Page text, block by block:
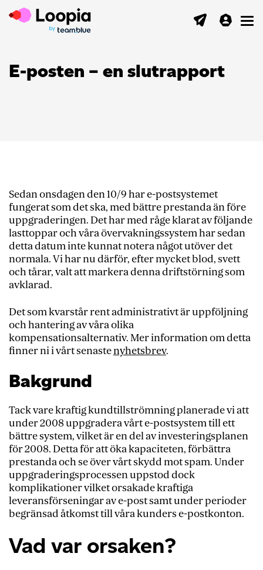
E-posten – en slutrapport
Sedan onsdagen den 10/9 har e-postsystemet
fungerat som det ska, med bättre prestanda än före
uppgraderingen. Det har med råge klarat av följande
lasttoppar och våra övervakningssystem har sedan
detta datum inte kunnat notera något utöver det
normala. Vi har nu därför, efter mycket blod, svett
och tårar, valt att markera denna driftstörning som
avklarad.
Det som kvarstår rent administrativt är uppföljning
och hantering av våra olika
kompensationsalternativ. Mer information om detta
finner ni i vårt senastenyhetsbrev.
Bakgrund
Tack vare kraftig kundtillströmning planerade vi att
under 2008 uppgradera vårt e-postsystem till ett
bättre system, vilket är en del av investeringsplanen
för 2008. Detta för att öka kapaciteten, förbättra
prestanda och se över vårt skydd mot spam. Under
uppgraderingsprocessen uppstod dock
komplikationer vilket orsakade kraftiga
leveransförseningar av e-post samt under perioder
begränsad åtkomst till våra kunders e-postkonton.
Vad var orsaken?